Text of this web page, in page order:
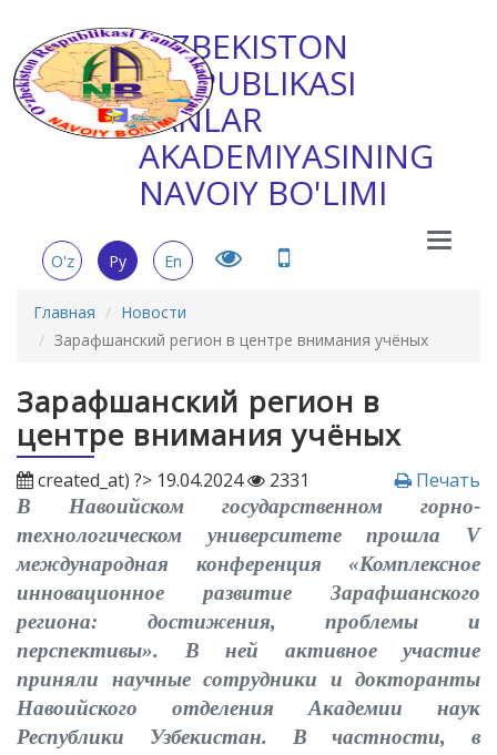
O'ZBEKISTON
RESPUBLIKASI
FANLAR
AKADEMIYASINING
NAVOIY BO'LIMI
Main
O'z Ру En
Главная
Новости
Зарафшанский регион в центре внимания учёных
Зарафшанский регион в
центре внимания учёных
created_at) ?> 19.04.2024 2331 Печать
В Навоийском государственном горно-
технологическом университете прошла V
международная конференция «Комплексное
инновационное развитие Зарафшанского
региона: достижения, проблемы и
перспективы». В ней активное участие
приняли научные сотрудники и докторанты
Навоийского отделения Академии наук
Республики Узбекистан. В частности, в